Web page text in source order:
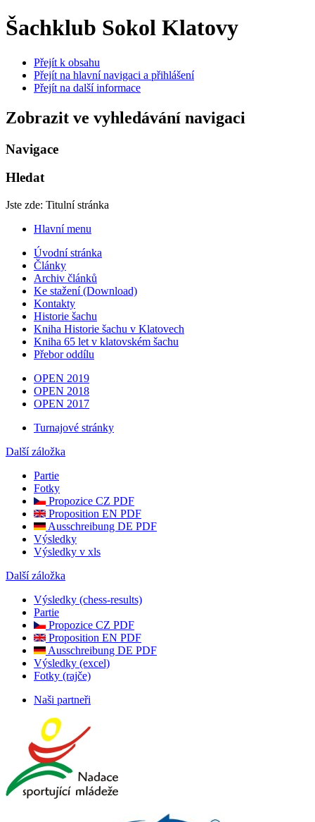
Šachklub Sokol Klatovy
Přejít k obsahu
Přejít na hlavní navigaci a přihlášení
Přejít na další informace
Zobrazit ve vyhledávání navigaci
Navigace
Hledat
Jste zde: Titulní stránka
Hlavní menu
Úvodní stránka
Články
Archiv článků
Ke stažení (Download)
Kontakty
Historie šachu
Kniha Historie šachu v Klatovech
Kniha 65 let v klatovském šachu
Přebor oddílu
OPEN 2019
OPEN 2018
OPEN 2017
Turnajové stránky
Další záložka
Partie
Fotky
Propozice CZ PDF
Proposition EN PDF
Ausschreibung DE PDF
Výsledky
Výsledky v xls
Další záložka
Výsledky (chess-results)
Partie
Propozice CZ PDF
Proposition EN PDF
Ausschreibung DE PDF
Výsledky (excel)
Fotky (rajče)
Naši partneři